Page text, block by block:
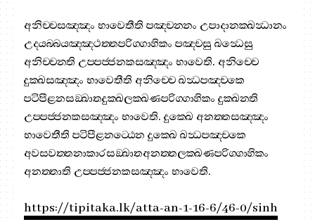
අනිච‍්චසඤ‍්ඤං භාවෙතීති පඤ‍්චන‍්නං උපාදානක‍්ඛන්‍ධානං
උදයබ‍්බයඤ‍්ඤථත‍්තපරිග‍්ගාහිකං පඤ‍්චසු ඛන්‍ධෙසු
අනිච‍්චන‍්ති උප‍්පජ‍්ජනකසඤ‍්ඤං භාවෙති. අනිච‍්චෙ
දුක‍්ඛසඤ‍්ඤං භාවෙතීති අනිච‍්චෙ ඛන්‍ධපඤ‍්චකෙ
පටිපීළනසඞ‍්ඛාතදුක‍්ඛලක‍්ඛණපරිග‍්ගාහිකං දුක‍්ඛන‍්ති
උප‍්පජ‍්ජනකසඤ‍්ඤං භාවෙති. දුක‍්ඛෙ අනත‍්තසඤ‍්ඤං
භාවෙතීති පටිපීළනට‍්ඨෙන දුක‍්ඛෙ ඛන්‍ධපඤ‍්චකෙ
අවසවත‍්තනාකාරසඞ‍්ඛාතඅනත‍්තලක‍්ඛණපරිග‍්ගාහිකං
අනත‍්තාති උප‍්පජ‍්ජනකසඤ‍්ඤං භාවෙති.
https://tipitaka.lk/atta-an-1-16-6/46-0/sinh